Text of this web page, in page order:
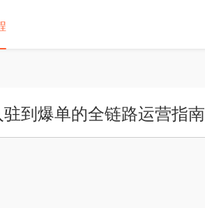
到爆单的全链路运营指南